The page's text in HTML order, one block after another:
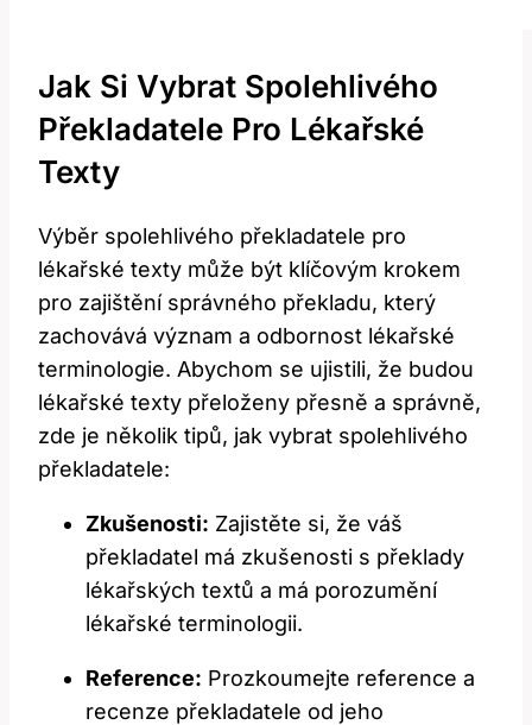
Jak Si Vybrat Spolehlivého
Překladatele Pro Lékařské
Texty
Výběr spolehlivého překladatele pro
lékařské texty může být klíčovým krokem
pro zajištění správného překladu, který
zachovává význam a odbornost lékařské
terminologie. Abychom se ujistili, že budou
lékařské texty přeloženy přesně a správně,
zde je několik tipů, jak vybrat spolehlivého
překladatele:
Zkušenosti: Zajistěte si, že váš
překladatel má zkušenosti s překlady
lékařských textů a má porozumění
lékařské terminologii.
Reference: Prozkoumejte reference a
recenze překladatele od jeho